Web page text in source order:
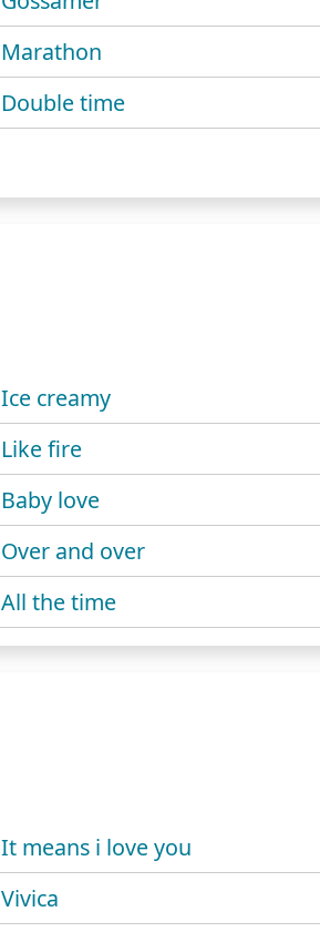
Marathon
Double time
Ice creamy
Like fire
Baby love
Over and over
All the time
It means i love you
Vivica